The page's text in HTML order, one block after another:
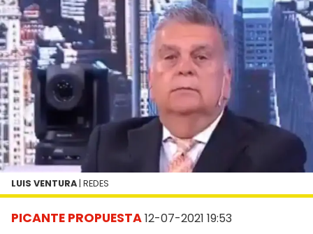
PICANTE PROPUESTA12-07-2021 19:53
LUIS VENTURA | REDES